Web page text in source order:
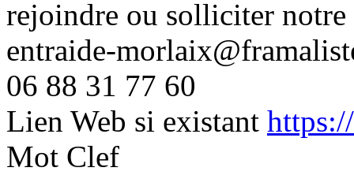
rejoindre ou solliciter
entraide-
06 88 31 77 60
Lien Web si existant
Mot Clef